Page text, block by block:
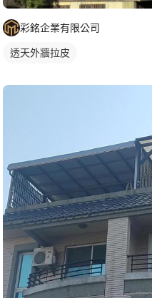
彩銘企業有限公司
透天外牆拉皮